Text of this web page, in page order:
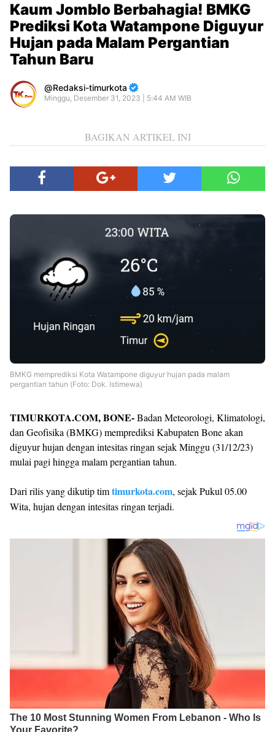
Kaum Jomblo Berbahagia! BMKG
Prediksi Kota Watampone Diguyur
Hujan pada Malam Pergantian
Tahun Baru
Redaksi-timurkota
Minggu, Desember 31, 2023 | 5:44 AM WIB
BAGIKAN ARTIKEL INI
BMKG memprediksi Kota Watampone diguyur hujan pada malam
pergantian tahun (Foto: Dok. Istimewa)
TIMURKOTA.COM, BONE-Badan Meteorologi, Klimatologi,
dan Geofisika (BMKG) memprediksi Kabupaten Bone akan
diguyur hujan dengan intesitas ringan sejak Minggu (31/12/23)
mulai pagi hingga malam pergantian tahun.
Dari rilis yang dikutip timtimurkota.com, sejak Pukul 05.00
Wita, hujan dengan intesitas ringan terjadi.